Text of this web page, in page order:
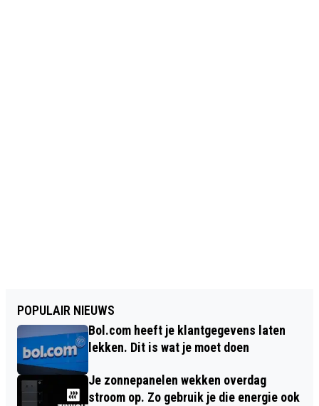
POPULAIR NIEUWS
Bol.com heeft je klantgegevens laten
lekken. Dit is wat je moet doen
Je zonnepanelen wekken overdag
stroom op. Zo gebruik je die energie ook